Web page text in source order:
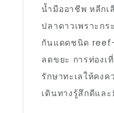
น้ำมืออาชีพ หลีกเ
ปลาดาวเพราะก
กันแดดชนิด
ลดขยะ การท่องเ
รักษาทะเลให้คงค
เดินทางรู้สึกดีแล